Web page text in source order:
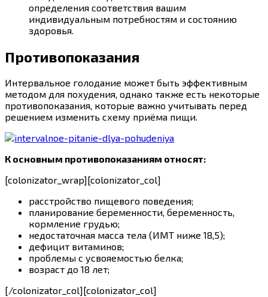
определения соответствия вашим
индивидуальным потребностям и состоянию
здоровья.
Противопоказания
Интервальное голодание может быть эффективным
методом для похудения, однако также есть некоторые
противопоказания, которые важно учитывать перед
решением изменить схему приёма пищи.
К основным противопоказаниям относят:
[colonizator_wrap][colonizator_col]
расстройство пищевого поведения;
планирование беременности, беременность,
кормление грудью;
недостаточная масса тела (ИМТ ниже 18,5);
дефицит витаминов;
проблемы с усвояемостью белка;
возраст до 18 лет;
[/colonizator_col][colonizator_col]